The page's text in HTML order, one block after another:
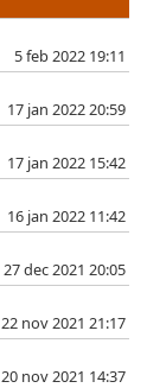
5 feb 2022 19:11
17 jan 2022 20:59
17 jan 2022 15:42
16 jan 2022 11:42
27 dec 2021 20:05
22 nov 2021 21:17
20 nov 2021 14:37